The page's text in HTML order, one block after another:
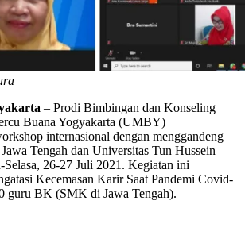
– Prodi Bimbingan dan Konseling
Buana Yogyakarta (UMBY)
internasional dengan menggandeng
Tengah dan Universitas Tun Hussein
26-27 Juli 2021. Kegiatan ini
Kecemasan Karir Saat Pandemi Covid-
guru BK (SMK di Jawa Tengah).